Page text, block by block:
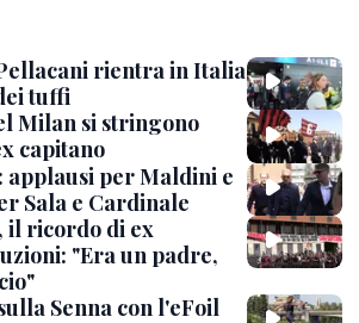
rientra in Italia
tuffi
Milan si stringono
capitano
applausi per Maldini e
Sala e Cardinale
il ricordo di ex
"Era un padre,
Senna con l'eFoil